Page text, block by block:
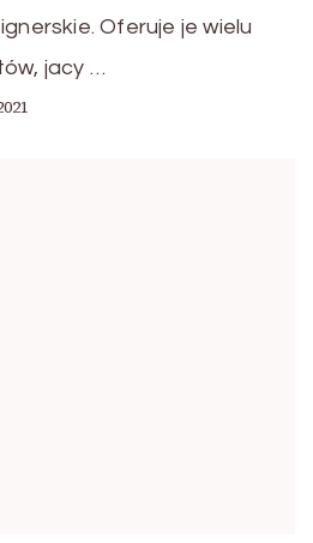
Oferuje je wielu
jacy …